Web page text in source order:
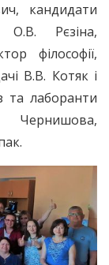
кандидати
О.В. Рєзіна,
філософії,
В.В. Котяк і
та лаборанти